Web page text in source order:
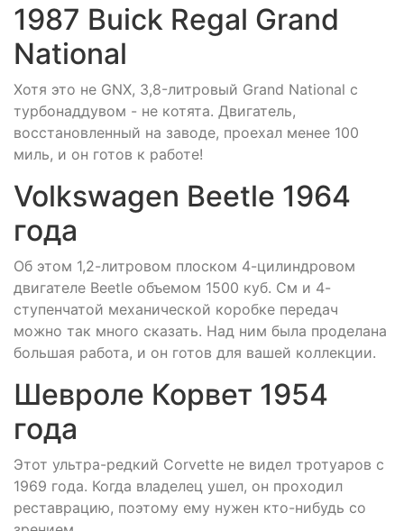
1987 Buick Regal Grand
National
Хотя это не GNX, 3,8-литровый Grand National с
турбонаддувом - не котята. Двигатель,
восстановленный на заводе, проехал менее 100
миль, и он готов к работе!
Volkswagen Beetle 1964
года
Об этом 1,2-литровом плоском 4-цилиндровом
двигателе Beetle объемом 1500 куб. См и 4-
ступенчатой механической коробке передач
можно так много сказать. Над ним была проделана
большая работа, и он готов для вашей коллекции.
Шевроле Корвет 1954
года
Этот ультра-редкий Corvette не видел тротуаров с
1969 года. Когда владелец ушел, он проходил
реставрацию, поэтому ему нужен кто-нибудь со